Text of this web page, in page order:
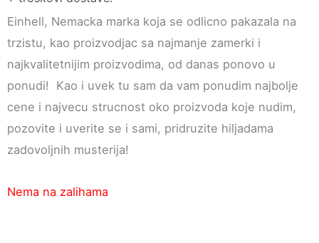
Einhell, Nemacka marka koja se odlicno pakazala na
trzistu, kao proizvodjac sa najmanje zamerki i
najkvalitetnijim proizvodima, od danas ponovo u
ponudi! Kao i uvek tu sam da vam ponudim najbolje
cene i najvecu strucnost oko proizvoda koje nudim,
pozovite i uverite se i sami, pridruzite hiljadama
zadovoljnih musterija!
Nema na zalihama